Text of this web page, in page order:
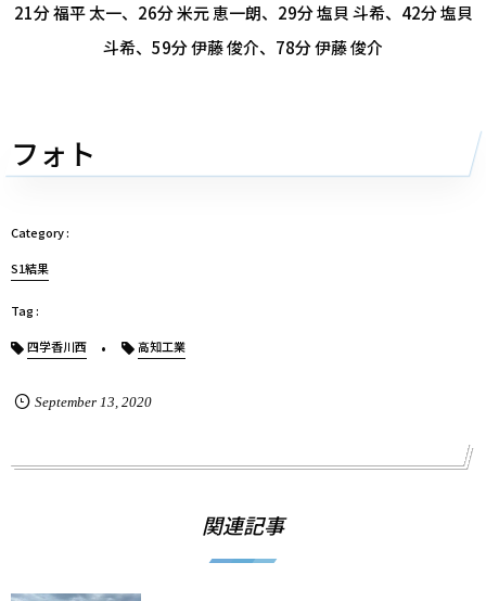
21分 福平 太一、26分 米元 恵一朗、29分 塩貝 斗希、42分 塩貝
斗希、59分 伊藤 俊介、78分 伊藤 俊介
フォト
S1結果
四学香川西 高知工業
September 13, 2020
関連記事